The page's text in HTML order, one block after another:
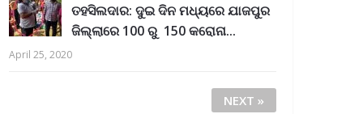
ତହସିଲଦାର: ଦୁଇ ଦିନ ମଧ୍ୟରେ ଯାଜପୁର
ଜିଲ୍ଲାରେ 100 ରୁ 150 କରୋନା...
April 25, 2020
NEXT »